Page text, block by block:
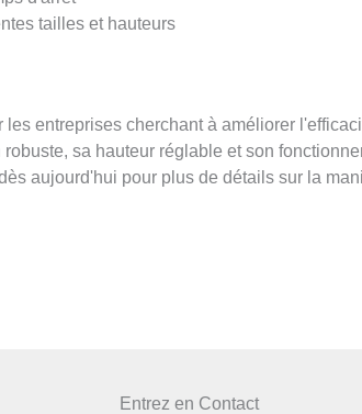
tailles et hauteurs
entreprises cherchant à améliorer
sa hauteur réglable et son
aujourd'hui pour plus de détails sur la
Entrez en Contact